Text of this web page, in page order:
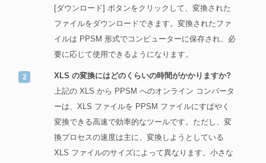
[ダウンロード] ボタンをクリックして、変換された
ファイルをダウンロードできます。変換されたファ
イルは PPSM 形式でコンピューターに保存され、必
要に応じて使用できるようになります。
XLS の変換にはどのくらいの時間がかかりますか?
上記の XLS から PPSM へのオンライン コンバータ
ーは、XLS ファイルを PPSM ファイルにすばやく
変換できる高速で効率的なツールです。ただし、変
換プロセスの速度は主に、変換しようとしている
XLS ファイルのサイズによって異なります。小さな